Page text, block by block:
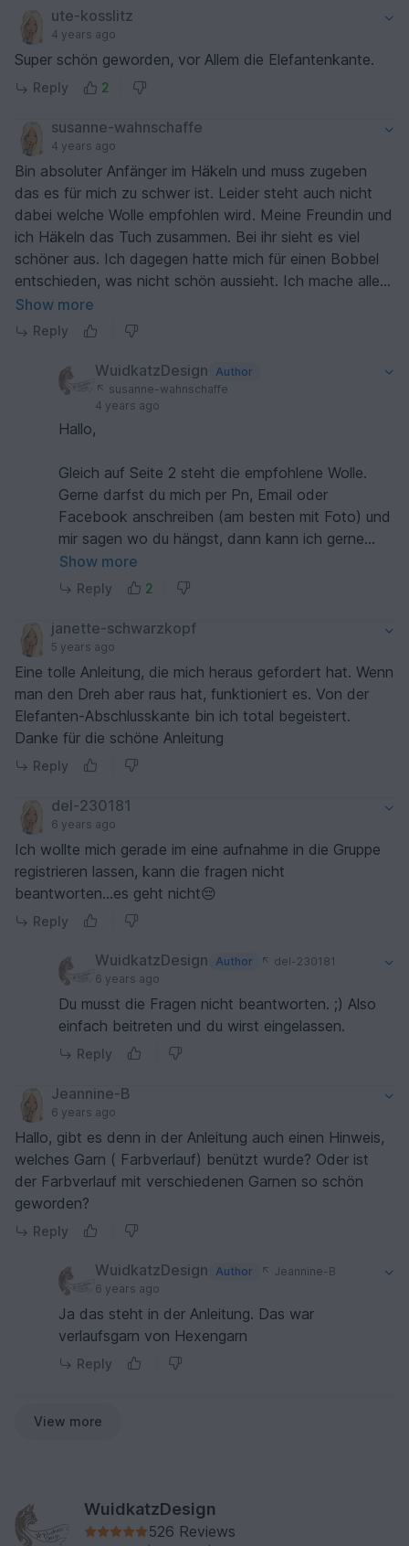
ute-kosslitz
4 years ago
Super schön geworden, vor Allem die Elefantenkante.
Reply 2
susanne-wahnschaffe
4 years ago
Bin absoluter Anfänger im Häkeln und muss zugeben
das es für mich zu schwer ist. Leider steht auch nicht
dabei welche Wolle empfohlen wird. Meine Freundin und
ich Häkeln das Tuch zusammen. Bei ihr sieht es viel
schöner aus. Ich dagegen hatte mich für einen Bobbel
entschieden, was nicht schön aussieht. Ich mache alles
Show more
Reply
WuidkatzDesign
Author
susanne-wahnschaffe
4 years ago
Hallo,
Gleich auf Seite 2 steht die empfohlene Wolle.
Gerne darfst du mich per Pn, Email oder
Facebook anschreiben (am besten mit Foto) und
mir sagen wo du hängst, dann kann ich gerne
weiterhelfen.
Show more
Reply 2
janette-schwarzkopf
5 years ago
Eine tolle Anleitung, die mich heraus gefordert hat. Wenn
man den Dreh aber raus hat, funktioniert es. Von der
Elefanten-Abschlusskante bin ich total begeistert.
Danke für die schöne Anleitung
Reply
del-230181
6 years ago
Ich wollte mich gerade im eine aufnahme in die Gruppe
registrieren lassen, kann die fragen nicht
beantworten...es geht nicht😔
Reply
WuidkatzDesign Author
del-230181
6 years ago
Du musst die Fragen nicht beantworten. ;) Also
einfach beitreten und du wirst eingelassen.
Reply
Jeannine-B
6 years ago
Hallo, gibt es denn in der Anleitung auch einen Hinweis,
welches Garn ( Farbverlauf) benützt wurde? Oder ist
der Farbverlauf mit verschiedenen Garnen so schön
geworden?
Reply
WuidkatzDesign Author
Jeannine-B
6 years ago
Ja das steht in der Anleitung. Das war
verlaufsgarn von Hexengarn
Reply
View more
WuidkatzDesign
526 Reviews